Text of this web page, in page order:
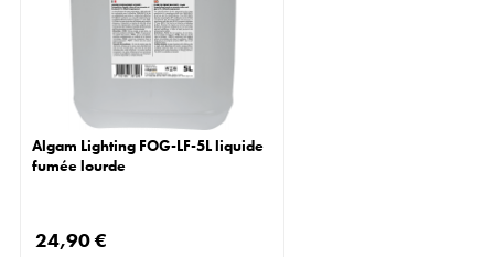
Algam Lighting FOG-LF-5L liquide
fumée lourde
24,90 €